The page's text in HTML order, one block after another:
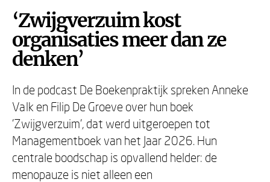
‘Zwijgverzuim kost
organisaties meer dan ze
denken’
In de podcast De Boekenpraktijk spreken Anneke
Valk en Filip De Groeve over hun boek
'Zwijgverzuim', dat werd uitgeroepen tot
Managementboek van het Jaar 2026. Hun
centrale boodschap is opvallend helder: de
menopauze is niet alleen een